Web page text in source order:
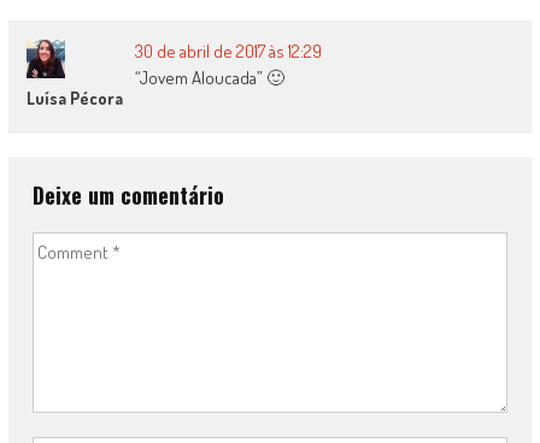
Luísa Pécora
30 de abril de 2017 às 12:29
“Jovem Aloucada” 🙂
Deixe um comentário